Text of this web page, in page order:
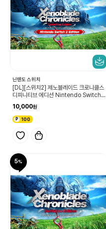
닌텐도 스위치
[DL][스위치2] 제노블레이드 크로니클스
디피니티브 에디션 Nintendo Switch 2
10,000
100
5